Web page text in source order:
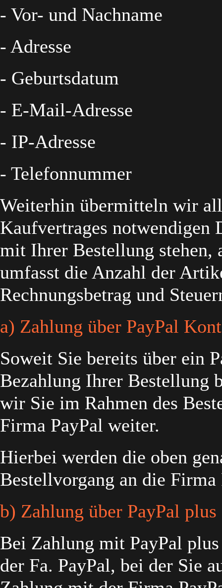
- Vor- und Nachname
- Adresse
- Geburtsdatum
- E-Mail-Adresse
- IP-Adresse
- Telefonnummer
Weiterhin übermitteln wir
Kaufvertrages notwendigen
mit Ihrer Bestellung stehen,
umfasst die Anzahl der
Rechnungsbetrag und
a) Zahlung über PayPal
Soweit Sie bereits über ein
Bezahlung Ihrer Bestellung
wir Sie im Rahmen des
Firma PayPal weiter.
Hierbei werden die oben
Bestellvorgang an die
b) Zahlung über PayPal plus
Bei Zahlung mit PayPal
der Fa. PayPal, bei der Sie